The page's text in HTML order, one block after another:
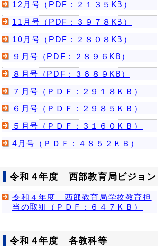
12月号（PDF：２１３５KB）
11月号（PDF：３９７８KB）
10月号（PDF：２８０８KB）
９月号（PDF：２８９６KB）
８月号（PDF：３６８９KB）
７月号（ＰＤＦ：２９１８ＫＢ）
６月号（ＰＤＦ：２９８５ＫＢ）
５月号（ＰＤＦ：３１６０ＫＢ）
4月号（ＰＤＦ：４８５２ＫＢ）
令和４年度 西部教育局ビジョン
令和４年度 西部教育局学校教育担
当の取組（ＰＤＦ：６４７ＫＢ）
令和４年度 各教科等